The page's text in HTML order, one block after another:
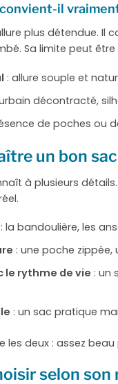
il
plus détendue. Il
Sa limite peut être
: allure souple et
décontracté,
de poches ou
un bon
à plusieurs
: la bandoulière, les
: une poche
le rythme de vie : un
: un sac pratique
les deux : assez
selon son